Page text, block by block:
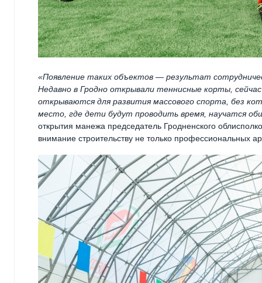
«Появление таких объектов — результат
Недавно в Гродно открывали теннисные корты,
открываются для развития массового спорта, без
место, где дети будут проводить время, научатся
открытия манежа председатель Гродненского
внимание строительству не только профессиональных